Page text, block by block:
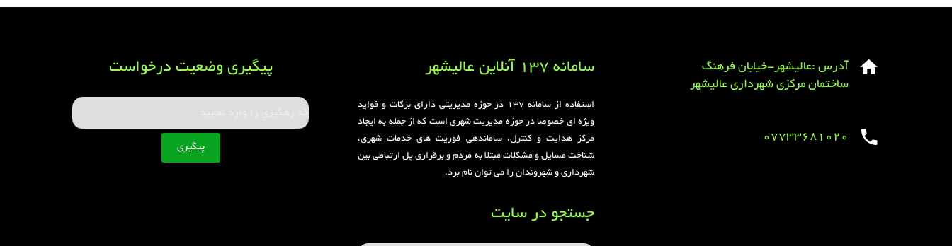
آدرس :عالیشهر-خیابان فرهنگ
ساختمان مرکزی شهرداری عالیشهر
07733681020
سامانه 137 آنلاین عالیشهر
استفاده از سامانه ۱۳۷ در حوزه مدیریتی دارای برکات و فواید
ویژه ای خصوصا در حوزه مدیریت شهری است که از جمله به ایجاد
مرکز هدایت و کنترل، ساماندهی فوریت های خدمات شهری،
شناخت مسایل و مشکلات مبتلا به مردم و برقراری پل ارتباطی بین
شهرداری و شهروندان را می توان نام برد.
جستجو در سایت
پیگیری وضعیت درخواست